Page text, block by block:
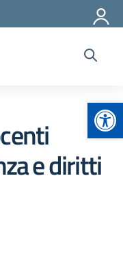
e diritti